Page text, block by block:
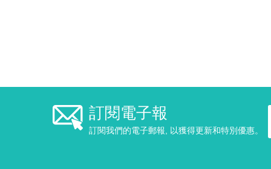
訂閱電子報
訂閱我們的電子郵報, 以獲得更新和特別優惠。